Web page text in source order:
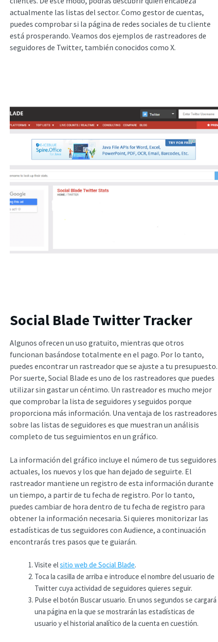
actualmente las listas del sector. Como gestor de cuentas,
puedes comprobar si la página de redes sociales de tu cliente
está prosperando. Veamos dos ejemplos de rastreadores de
seguidores de Twitter, también conocidos como X.
Social Blade Twitter Tracker
Algunos ofrecen un uso gratuito, mientras que otros
funcionan basándose totalmente en el pago. Por lo tanto,
puedes encontrar un rastreador que se ajuste a tu presupuesto.
Por suerte, Social Blade es uno de los rastreadores que puedes
utilizar sin gastar un céntimo. Un rastreador es mucho mejor
que comprobar la lista de seguidores y seguidos porque
proporciona más información. Una ventaja de los rastreadores
sobre las listas de seguidores es que muestran un análisis
completo de tus seguimientos en un gráfico.
La información del gráfico incluye el número de tus seguidores
actuales, los nuevos y los que han dejado de seguirte. El
rastreador mantiene un registro de esta información durante
un tiempo, a partir de tu fecha de registro. Por lo tanto,
puedes cambiar de hora dentro de tu fecha de registro para
obtener la información necesaria. Si quieres monitorizar las
estadísticas de tus seguidores con Audience, a continuación
encontrarás tres pasos que te guiarán.
Visite elsitio web de Social Blade.
Toca la casilla de arriba e introduce el nombre del usuario de
Twitter cuya actividad de seguidores quieres seguir.
Pulse el botón Buscar usuario. En unos segundos se cargará
una página en la que se mostrarán las estadísticas de
usuario y el historial analítico de la cuenta en cuestión.